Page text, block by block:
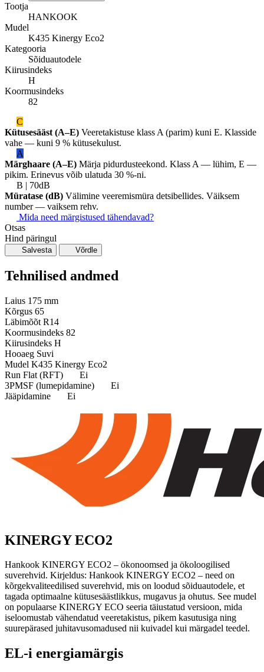
Tootja
HANKOOK
Mudel
K435 Kinergy Eco2
Kategooria
Sõiduautodele
Kiirusindeks
H
Koormusindeks
82
C
Kütusesääst (A–E) Veeretakistuse klass A (parim) kuni E. Klasside
vahe — kuni 9 % kütusekulust.
A
Märghaare (A–E) Märja pidurdusteekond. Klass A — lühim, E —
pikim. Erinevus võib ulatuda 30 %-ni.
B | 70dB
Müratase (dB) Välimine veeremismüra detsibellides. Väiksem
number — vaiksem rehv.
Mida need märgistused tähendavad?
Otsas
Hind päringul
Salvesta Võrdle
Tehnilised andmed
Laius 175 mm
Kõrgus 65
Läbimõõt R14
Koormusindeks 82
Kiirusindeks H
Hooaeg Suvi
Mudel K435 Kinergy Eco2
Run Flat (RFT)
Ei
3PMSF (lumepidamine)
Ei
Jääpidamine
Ei
KINERGY ECO2
Hankook KINERGY ECO2 – ökonoomsed ja ökoloogilised
suverehvid. Kirjeldus: Hankook KINERGY ECO2 – need on
kõrgekvaliteedilised suverehvid, mis on loodud sõiduautodele, et
tagada optimaalne kütusesäästlikkus, mugavus ja ohutus. See mudel
on populaarse KINERGY ECO seeria täiustatud versioon, mida
iseloomustab vähendatud veeretakistus, pikem kasutusiga ning
suurepärased juhitavusomadused nii kuivadel kui märgadel teedel.
EL-i energiamärgis